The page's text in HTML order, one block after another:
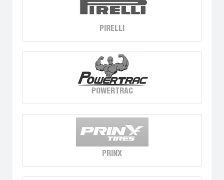
PIRELLI
POWERTRAC
PRINX